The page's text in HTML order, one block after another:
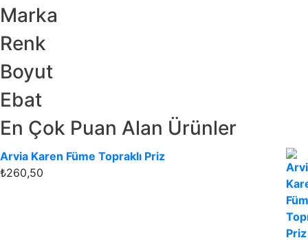
Marka
Renk
Boyut
Ebat
En Çok Puan Alan Ürünler
Arvia Karen Füme Topraklı Priz
₺260,50